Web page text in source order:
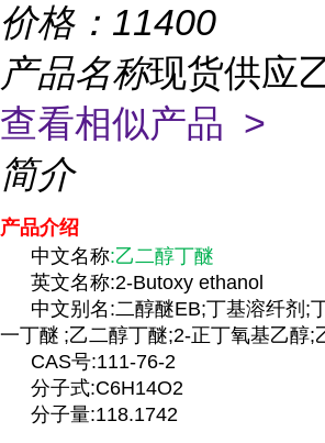
价格： 11400
产品名称现货供应
查看相似产品 >
简介
产品介绍
中文名称:乙二醇丁醚
英文名称:2-Butoxy ethanol
中文别名:二醇醚EB;丁基溶纤剂;
一丁醚 ;乙二醇丁醚;2-正丁氧基乙醇;
CAS号:111-76-2
分子式:C6H14O2
分子量:118.1742